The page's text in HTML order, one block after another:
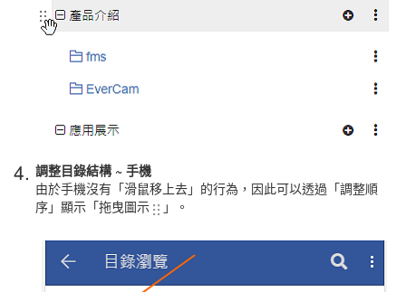
4. 調整目錄結構 ~ 手機
由於手機沒有「滑鼠移上去」的行為，因此可以透過「調整順
序」顯示「拖曳圖示
」。